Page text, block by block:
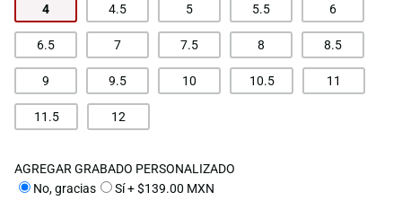
4 4.5 5 5.5 6
6.5 7 7.5 8 8.5
9 9.5 10 10.5 11
11.5 12
AGREGAR GRABADO PERSONALIZADO
No, gracias
Sí + $139.00 MXN